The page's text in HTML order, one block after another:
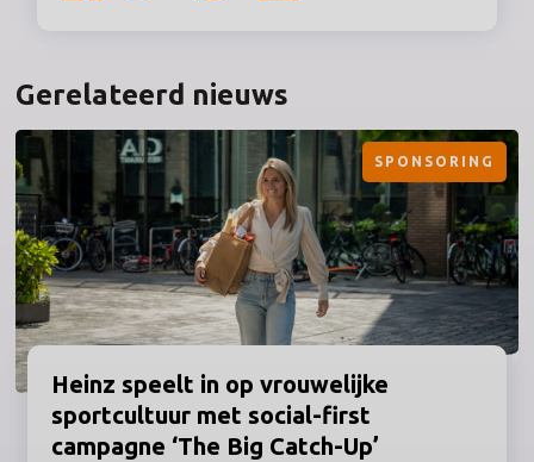
Gerelateerd nieuws
Heinz speelt in op vrouwelijke
sportcultuur met social-first
campagne ‘The Big Catch-Up’
SPONSORING